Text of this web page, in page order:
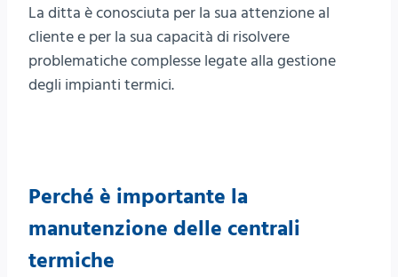
La ditta è conosciuta per la sua attenzione al
cliente e per la sua capacità di risolvere
problematiche complesse legate alla gestione
degli impianti termici.
Perché è importante la
manutenzione delle centrali
termiche